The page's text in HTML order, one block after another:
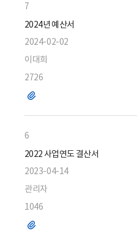
7
2024년 예산서
2024-02-02
이대희
2726
파
6
2022 사업연도 결산서
2023-04-14
관리자
1046
파